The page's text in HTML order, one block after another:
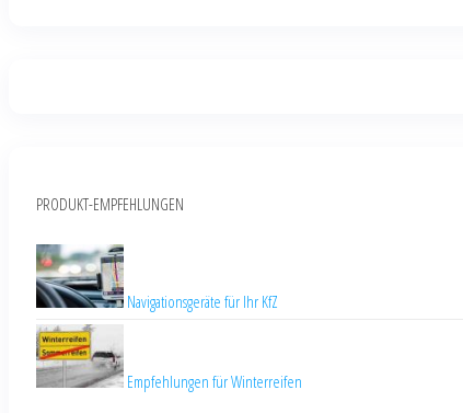
PRODUKT-EMPFEHLUNGEN
Navigationsgeräte für Ihr KfZ
Empfehlungen für Winterreifen